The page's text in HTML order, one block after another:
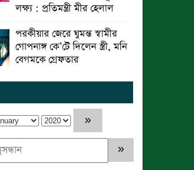
লক্ষ্য : প্রতিমন্ত্রী মীর হেলাল
পরকীয়ার জেরে ঘুমন্ত স্বামীর
গোপনাঙ্গ কে’টে দিলেন স্ত্রী, মনি
বেগমকে গ্রেফতার